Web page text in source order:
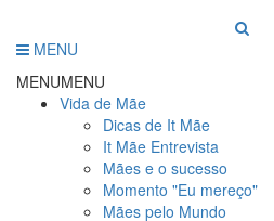
MENU
MENUMENU
Vida de Mãe
Dicas de It Mãe
It Mãe Entrevista
Mães e o sucesso
Momento "Eu mereço"
Mães pelo Mundo